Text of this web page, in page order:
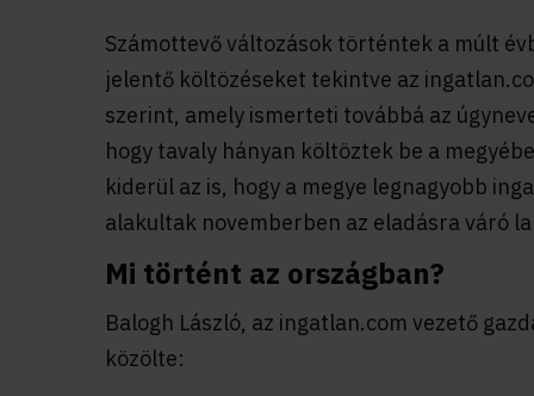
Számottevő változások történtek a múlt
jelentő költözéseket tekintve az
szerint, amely ismerteti továbbá az
hogy tavaly hányan költöztek be a
kiderül az is, hogy a megye legnagyobb
alakultak novemberben az eladásra váró
Mi történt az országban?
Balogh László, az ingatlan.com vezető
közölte: